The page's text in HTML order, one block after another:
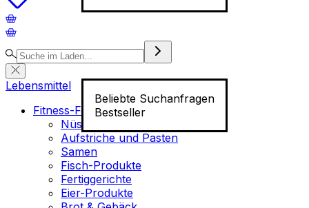
Beliebte Suchanfragen
Bestseller
Lebensmittel
Fitness-Food
Nüsse
Aufstriche und Pasten
Samen
Fisch-Produkte
Fertiggerichte
Eier-Produkte